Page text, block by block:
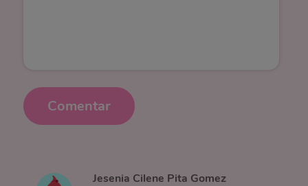
Comentar
Jesenia Cilene Pita Gomez